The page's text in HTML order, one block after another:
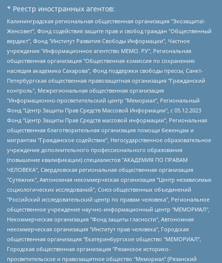
* Реестр иностранных агентов:
Калининградская региональная общественная организация "Экозащита!-Женсовет", Фонд содействия защите прав и свобод граждан "Общественный вердикт", Фонд "Институт Развития Свободы Информации", Частное учреждение "Информационное агентство МЕМО. РУ", Региональная общественная организация "Общественная комиссия по сохранению наследия академика Сахарова", Фонд поддержки свободы прессы, Санкт-Петербургская общественная правозащитная организация "Гражданский контроль", Межрегиональная общественная организация "Информационно-просветительский центр "Мемориал", Региональный Фонд "Центр Защиты Прав Средств Массовой Информации", с 05.12.2023 Фонд "Центр Защиты Прав Средств массовой информации", Региональная общественная благотворительная организация помощи беженцам и мигрантам "Гражданское содействие", Негосударственное образовательное учреждение дополнительного профессионального образования (повышение квалификации) специалистов "АКАДЕМИЯ ПО ПРАВАМ ЧЕЛОВЕКА", Свердловская региональная общественная организация "Сутяжник", Автономная некоммерческая организация "Центр независимых социологических исследований", Союз общественных объединений "Российский исследовательский центр по правам человека", Региональное общественное учреждение научно-информационный центр "МЕМОРИАЛ", Некоммерческая организация "Фонд защиты гласности", Автономная некоммерческая организация "Институт прав человека", Городская общественная организация "Екатеринбургское общество "МЕМОРИАЛ", Городская общественная организация "Рязанское историко-просветительское и правозащитное общество "Мемориал" (Рязанский Мемориал), Челябинский региональный орган общественной самодеятельности – женское общественное объединение "Женщины Евразии", Челябинский региональный орган общественной самодеятельности "Уральская правозащитная группа", Фонд содействия защите здоровья и социальной справедливости имени Андрея Рылькова, Автономная Некоммерческая Организация "Аналитический Центр Юрия Левады", Автономная некоммерческая организация социальной поддержки населения "Проект Апрель", Региональная общественная организация помощи женщинам и детям, находящимся в кризисной ситуации "Информационно-методический центр "Анна", Фонд содействия развитию массовых коммуникаций и правовому просвещению "Так-так-Так", Фонд содействия устойчивому развитию "Серебряная тайга", Свердловский региональный общественный фонд социальных проектов "Новое время", "Idel.Реалии", Кавказ.Реалии, Крым.Реалии, Телеканал Настоящее Время, Татаро-башкирская служба Радио Свобода (Azatliq Radiosi), Радио Свободная Европа/Радио Свобода (PCE/PC), "Сибирь.Реалии", "Фактограф", Благотворительный фонд помощи осужденным и их семьям, Автономная некоммерческая организация "Институт глобализации и социальных движений", Фонд "В защиту прав заключенных", Частное учреждение "Центр поддержки и содействия развитию средств массовой информации", Пензенский региональный общественный благотворительный фонд "Гражданский союз", "Север.Реалии", Некоммерческая организация Фонд "Правовая инициатива", Общество с ограниченной ответственностью "Радио Свободная Европа/Радио Свобода", Чешское информационное агентство "MEDIUM-ORIENT", Красноярская региональная общественная организация "Мы против СПИДа", Камалягин Денис Николаевич, Маркелов Сергей Евгеньевич, Пономарев Лев Александрович, Савицкая Людмила Алексеевна, Автономная некоммерческая организация "Центр по работе с проблемой насилия "НАСИЛИЮ.НЕТ", Межрегиональный профессиональный союз работников здравоохранения "Альянс врачей", Юридическое лицо, зарегистрированное в Латвийской Республике, SIA "Medusa Project" (регистрационный номер 40103797863, дата регистрации 10.06.2014), Некоммерческая организация "Фонд по борьбе с коррупцией", Автономная некоммерческая организация "Институт права и публичной политики", Баданин Роман Сергеевич, Гликин Максим Александрович, Железнова Мария Михайловна, Лукьянова Юлия Сергеевна, Маетная Елизавета Витальевна, Маняхин Петр Борисович, Чуракова Ольга Владимировна, Ярош Юлия Петровна, Юридическое лицо "The Insider SIA", зарегистрированное в Риге, Латвийская Республика (дата регистрации 26.06.2015), являющееся администратором доменного имени интернет-издания "The Insider SIA", https://theins.ru, Постернак Алексей Евгеньевич, Рубин Михаил Аркадьевич, Анин Роман Александрович, Юридическое лицо Istories fonds, зарегистрированное в Латвийской Республике (регистрационный номер 50008295751, дата регистрации 24.02.2020), Великовский Дмитрий Александрович, Долинина Ирина Николаевна, Мароховская Алеся Алексеевна, Шлейнов Роман Юрьевич, Шмагун Олеся Валентиновна, Общество с ограниченной ответственностью "Альтаир 2021", Общество с ограниченной ответственностью "Вега 2021", Общество с ограниченной ответственностью "Главный редактор 2021", Общество с ограниченной ответственностью "Ромашки монолит", Важенков Артем Валерьевич, Ивановская областная общественная организация "Центр гендерных исследований", Гурман Юрий Альбертович, Медиапроект "ОВД-Инфо", Егоров Владимир Владимирович, Жилинский Владимир Александрович, Общество с ограниченной ответственностью "ЗП", Иванова София Юрьевна, Карезина Инна Павловна, Кильтау Екатерина Викторовна, Петров Алексей Викторович, Пискунов Сергей Евгеньевич, Смирнов Сергей Сергеевич, Тихонов Михаил Сергеевич, Общество с ограниченной ответственностью "ЖУРНАЛИСТ-ИНОСТРАННЫЙ АГЕНТ", Арапова Галина Юрьевна, Вольтская Татьяна Анатольевна, Американская компания "Mason G.E.S. Anonymous Foundation" (США), являющаяся владельцем интернет-издания https://mnews.world/, Компания "Stichting Bellingcat", зарегистрированная в Нидерландах (дата регистрации 11.07.2018), Захаров Андрей Вячеславович, Клепиковская Екатерина Дмитриевна, Общество с ограниченной ответственностью "МЕМО", Перл Роман Александрович, Симонов Евгений Алексеевич, Соловьева Елена Анатольевна, Сотников Даниил Владимирович, Сурначева Елизавета Дмитриевна, Автономная некоммерческая организация по защите прав человека и информированию населения "Якутия – Наше Мнение", Общество с ограниченной ответственностью "Москоу диджитал медиа", с 26.01.2023 Общество с ограниченной ответственностью "Чайка Белые сады", Ветошкина Валерия Валерьевна, Заговора Максим Александрович, Межрегиональное общественное движение "Российская ЛГБТ - сеть", Оленичев Максим Владимирович, Павлов Иван Юрьевич, Скворцова Елена Сергеевна, Общество с ограниченной ответственностью "Как бы инагент", Кочетков Игорь Викторович, Общество с ограниченной ответственностью "Честные выборы", Еланчик Олег Александрович, Общество с ограниченной ответственностью "Нобелевский призыв", Гималова Регина Эмилевна, Григорьев Андрей Валерьевич, Григорьева Алина Александровна, Ассоциация по содействию защите прав призывников, альтернативнослужащих и военнослужащих "Правозащитная группа "Гражданин.Армия.Право", Хисамова Регина Фаритовна, Автономная некоммерческая организация по реализации социально-правовых программ "Лилит", Дальневосточное общественное движение "Маяк", Санкт-Петербургская ЛГБТ-инициативная группа "Выход", Инициативная группа ЛГБТ+ "Реверс", Алексеев Андрей Викторович, Бекбулатова Таисия Львовна, Беляев Иван Михайлович, Владыкина Елена Сергеевна, Гельман Марат Александрович, Никульшина Вероника Юрьевна, Толоконникова Надежда Андреевна, Шендерович Виктор Анатольевич, Общество с ограниченной ответственностью "Данное сообщение", Общество с ограниченной ответственностью Издательский дом "Новая глава", Айнбиндер Александра Александровна, Московский комьюнити-центр для ЛГБТ+инициатив, Благотворительный фонд развития филантропии, Deutsche Welle (Германия, Kurt-Schumacher-Strasse 3, 53113 Bonn), Борзунова Мария Михайловна, Воробьев Виктор Викторович, Голубева Анна Львовна, Константинова Алла Михайловна, Малкова Ирина Владимировна, Мурадов Мурад Абдулгалимович, Осетинская Елизавета Николаевна, Понасенков Евгений Николаевич, Ганапольский Матвей Юрьевич, Киселев Евгений Алексеевич, Борухович Ирина Григорьевна, Дремин Иван Тимофеевич, Дубровский Дмитрий Викторович, Красноярская региональная общественная организация поддержки и развития альтернативных образовательных технологий и межкультурных коммуникаций "ИНТЕРРА", Маяковская Екатерина Алексеевна, Фейгин Марк Захарович, Филимонов Андрей Викторович, Дзугкоева Регина Николаевна, Доброхотов Роман Александрович, Дудь Юрий Александрович, Елкин Сергей Владимирович, Кругликов Кирилл Игоревич, Сабунаева Мария Леонидовна, Семенов Алексей Владимирович, Шаинян Карен Багратович, Шульман Екатерина Михайловна, Асафьев Артур Валерьевич, Вахштайн Виктор Семенович, Венедиктов Алексей Алексеевич, Лушникова Екатерина Евгеньевна, Волков Леонид Михайлович, Невзоров Александр Глебович, Пархоменко Сергей Борисович, Сироткин Ярослав Николаевич, Кара-Мурза Владимир Владимирович, Баранова Наталья Владимировна, Гозман Леонид Яковлевич, Кагарлицкий Борис Юльевич, Климарев Михаил Валерьевич, Милов Владимир Станиславович, Автономная некоммерческая организация Краснодарский центр современного искусства "Типография", Моргенштерн Алишер Тагирович, Соболь Любовь Эдуардовна, Общество с ограниченной ответственностью "ЛИЗА НОРМ", Каспаров Гарри Кимович, Ходорковский Михаил Борисович, Общество с ограниченной ответственностью "Апрельские тезисы", Данилович Ирина Брониславовна, Кашин Олег Владимирович, Петров Николай Владимирович, Пивоваров Алексей Владимирович, Соколов Михаил Владимирович, Цветкова Юлия Владимировна, Чичваркин Евгений Александрович, Комитет против пыток/Команда против пыток, Общество с ограниченной ответственностью "Первый научный", Общество с ограниченной ответственностью "Вертолет и ко", Белоцерковская Вероника Борисовна, Кац Максим Евгеньевич, Лазарева Татьяна Юрьевна, Шаведдинов Руслан Табризович, Яшин Илья Валерьевич, Общество с ограниченной ответственностью "Иноагент ААВ", Алешковский Дмитрий Петрович, Альбац Евгения Марковна, Быков Дмитрий Львович, Галямина Юлия Евгеньевна, Лойко Сергей Леонидович, Мартынов Кирилл Константинович, Медведев Сергей Александрович, Крашенинников Федор Геннадиевич, Гордеева Катерина Вл